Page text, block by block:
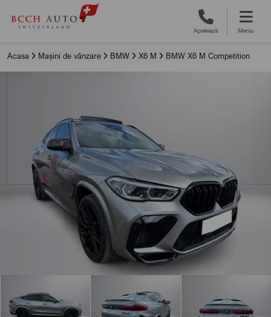
Apelează Meniu
Acasa Mașini de vânzare BMW X6 M BMW X6 M Competition